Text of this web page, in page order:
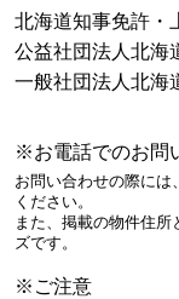
北海道知事免許・
公益社団法人北海
一般社団法人北海
※お電話でのお問
お問い合わせの際には
ください。
また、掲載の物件住
ズです。
※ご注意